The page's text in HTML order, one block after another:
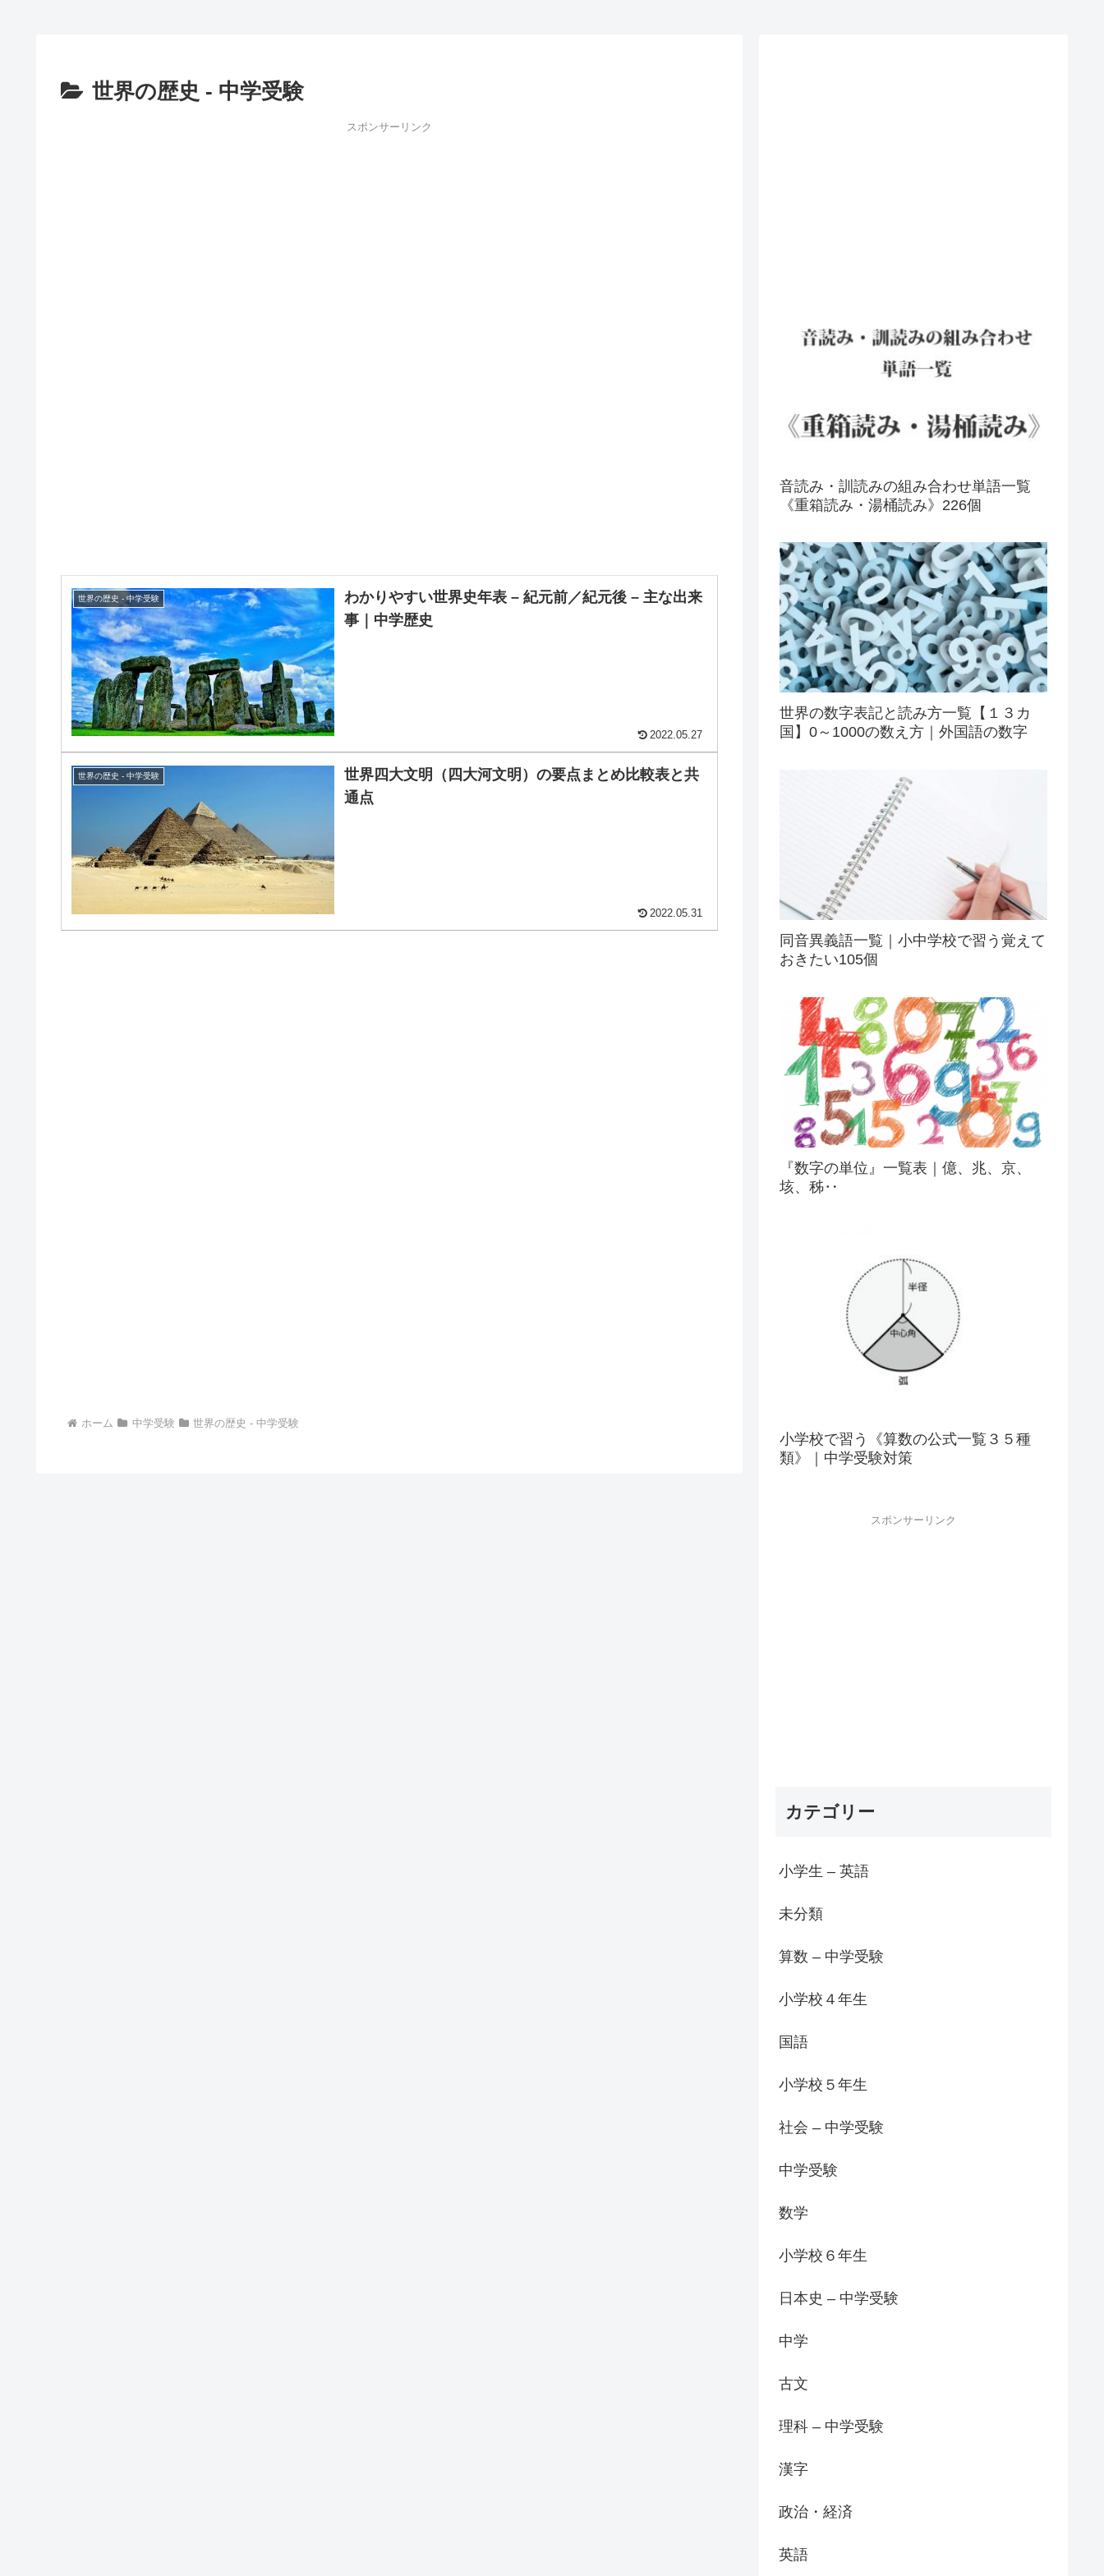
世界の歴史 - 中学受験
スポンサーリンク
世界の歴史 - 中学受験
わかりやすい世界史年表 – 紀元前／紀元後 – 主な出来
事｜中学歴史
2022.05.27
世界の歴史 - 中学受験
世界四大文明（四大河文明）の要点まとめ比較表と共
通点
2022.05.31
ホーム 中学受験 世界の歴史 - 中学受験
音読み・訓読みの組み合わせ単語一覧
《重箱読み・湯桶読み》226個
世界の数字表記と読み方一覧【１３カ
国】0～1000の数え方｜外国語の数字
同音異義語一覧｜小中学校で習う覚えて
おきたい105個
『数字の単位』一覧表｜億、兆、京、
垓、秭‥
小学校で習う《算数の公式一覧３５種
類》｜中学受験対策
スポンサーリンク
カテゴリー
小学生 – 英語
未分類
算数 – 中学受験
小学校４年生
国語
小学校５年生
社会 – 中学受験
中学受験
数学
小学校６年生
日本史 – 中学受験
中学
古文
理科 – 中学受験
漢字
政治・経済
英語